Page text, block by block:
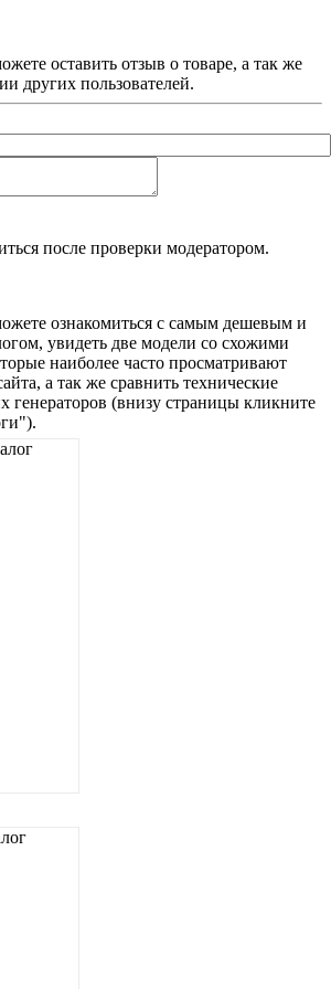
оставить отзыв о товаре, а так же
других пользователей.
после проверки модератором.
ознакомиться с самым дешевым и
увидеть две модели со схожими
наиболее часто просматривают
а так же сравнить технические
генераторов (внизу страницы кликните